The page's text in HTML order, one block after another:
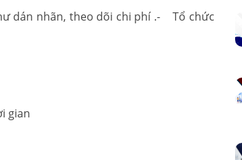
dán nhãn, theo dõi chi phí .- Tổ chức
gian